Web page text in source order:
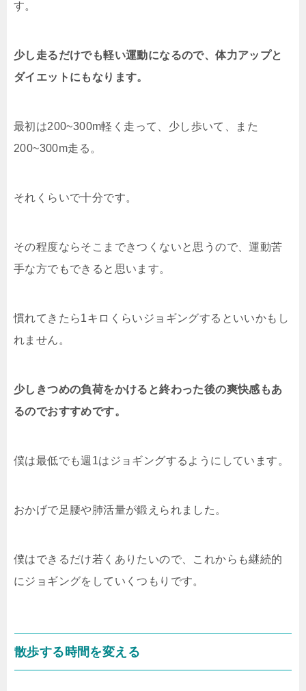
す。
少し走るだけでも軽い運動になるので、体力アップと
ダイエットにもなります。
最初は200~300m軽く走って、少し歩いて、また
200~300m走る。
それくらいで十分です。
その程度ならそこまできつくないと思うので、運動苦
手な方でもできると思います。
慣れてきたら1キロくらいジョギングするといいかもし
れません。
少しきつめの負荷をかけると終わった後の爽快感もあ
るのでおすすめです。
僕は最低でも週1はジョギングするようにしています。
おかげで足腰や肺活量が鍛えられました。
僕はできるだけ若くありたいので、これからも継続的
にジョギングをしていくつもりです。
散歩する時間を変える